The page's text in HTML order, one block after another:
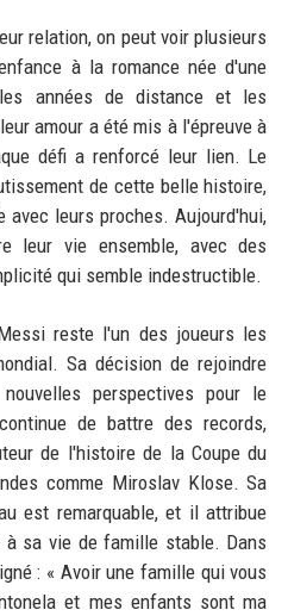
relation, on peut voir plusieurs
à la romance née d'une
années de distance et les
amour a été mis à l'épreuve à
défi a renforcé leur lien. Le
de cette belle histoire,
avec leurs proches. Aujourd'hui,
leur vie ensemble, avec des
qui semble indestructible.
reste l'un des joueurs les
Sa décision de rejoindre
perspectives pour le
de battre des records,
de l'histoire de la Coupe du
comme Miroslav Klose. Sa
est remarquable, et il attribue
sa vie de famille stable. Dans
: « Avoir une famille qui vous
et mes enfants sont ma